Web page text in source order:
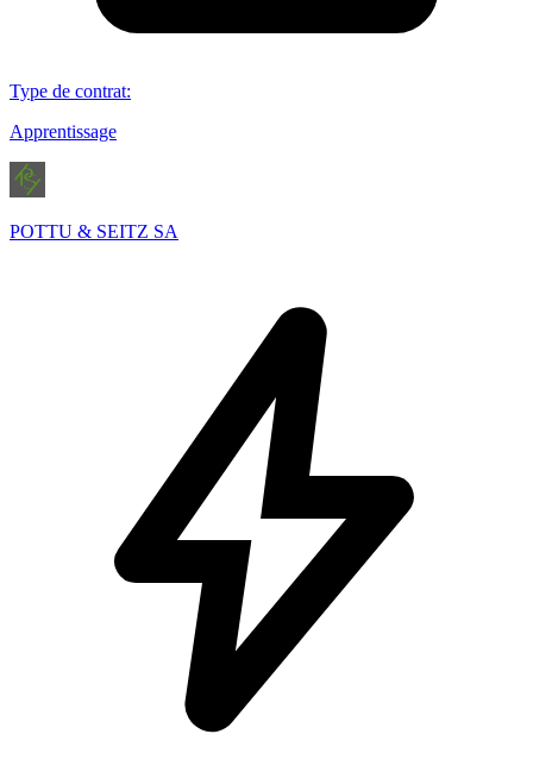
Type de contrat:
Apprentissage
POTTU & SEITZ SA